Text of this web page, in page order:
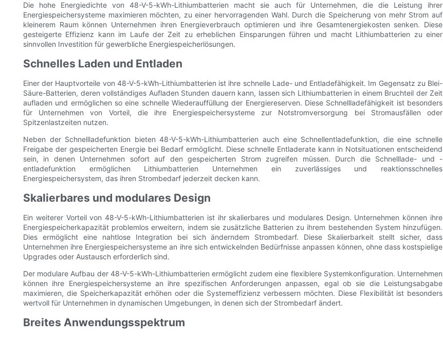
Die hohe Energiedichte von 48-V-5-kWh-Lithiumbatterien macht sie auch für Unternehmen, die die Leistung ihrer
Energiespeichersysteme maximieren möchten, zu einer hervorragenden Wahl. Durch die Speicherung von mehr Strom auf
kleinerem Raum können Unternehmen ihren Energieverbrauch optimieren und ihre Gesamtenergiekosten senken. Diese
gesteigerte Effizienz kann im Laufe der Zeit zu erheblichen Einsparungen führen und macht Lithiumbatterien zu einer
sinnvollen Investition für gewerbliche Energiespeicherlösungen.
Schnelles Laden und Entladen
Einer der Hauptvorteile von 48-V-5-kWh-Lithiumbatterien ist ihre schnelle Lade- und Entladefähigkeit. Im Gegensatz zu Blei-
Säure-Batterien, deren vollständiges Aufladen Stunden dauern kann, lassen sich Lithiumbatterien in einem Bruchteil der Zeit
aufladen und ermöglichen so eine schnelle Wiederauffüllung der Energiereserven. Diese Schnellladefähigkeit ist besonders
für Unternehmen von Vorteil, die ihre Energiespeichersysteme zur Notstromversorgung bei Stromausfällen oder
Spitzenlastzeiten nutzen.
Neben der Schnellladefunktion bieten 48-V-5-kWh-Lithiumbatterien auch eine Schnellentladefunktion, die eine schnelle
Freigabe der gespeicherten Energie bei Bedarf ermöglicht. Diese schnelle Entladerate kann in Notsituationen entscheidend
sein, in denen Unternehmen sofort auf den gespeicherten Strom zugreifen müssen. Durch die Schnelllade- und -
entladefunktion ermöglichen Lithiumbatterien Unternehmen ein zuverlässiges und reaktionsschnelles
Energiespeichersystem, das ihren Strombedarf jederzeit decken kann.
Skalierbares und modulares Design
Ein weiterer Vorteil von 48-V-5-kWh-Lithiumbatterien ist ihr skalierbares und modulares Design. Unternehmen können ihre
Energiespeicherkapazität problemlos erweitern, indem sie zusätzliche Batterien zu ihrem bestehenden System hinzufügen.
Dies ermöglicht eine nahtlose Integration bei sich änderndem Strombedarf. Diese Skalierbarkeit stellt sicher, dass
Unternehmen ihre Energiespeichersysteme an ihre sich entwickelnden Bedürfnisse anpassen können, ohne dass kostspielige
Upgrades oder Austausch erforderlich sind.
Der modulare Aufbau der 48-V-5-kWh-Lithiumbatterien ermöglicht zudem eine flexiblere Systemkonfiguration. Unternehmen
können ihre Energiespeichersysteme an ihre spezifischen Anforderungen anpassen, egal ob sie die Leistungsabgabe
maximieren, die Speicherkapazität erhöhen oder die Systemeffizienz verbessern möchten. Diese Flexibilität ist besonders
wertvoll für Unternehmen in dynamischen Umgebungen, in denen sich der Strombedarf ändert.
Breites Anwendungsspektrum